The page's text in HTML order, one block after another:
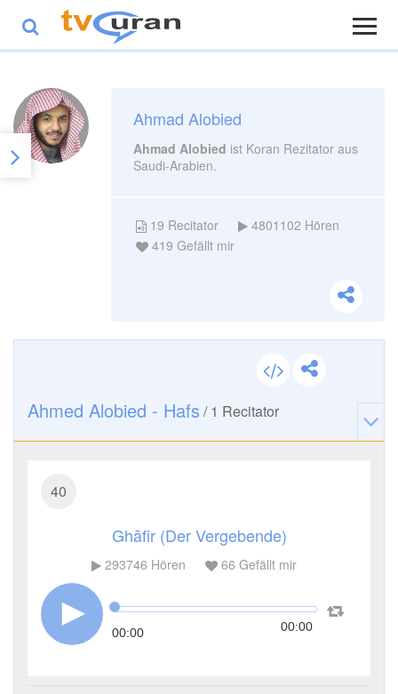
Ahmad Alobied
Ahmad Alobied ist Koran Rezitator aus
Saudi-Arabien.
19 Recitator 4801102 Hören
419 Gefällt mir
Ahmed Alobied - Hafs /1 Recitator
40
Ghāfir (Der Vergebende)
293746 Hören 66 Gefällt mir
00:00 00:00